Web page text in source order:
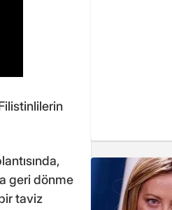
geri dönme
taviz